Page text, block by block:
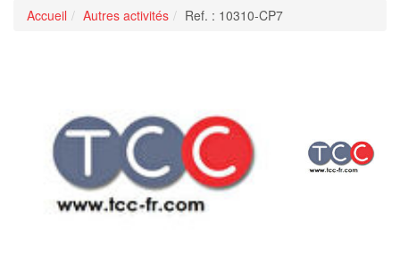
Accueil Autres activités Ref. : 10310-CP7